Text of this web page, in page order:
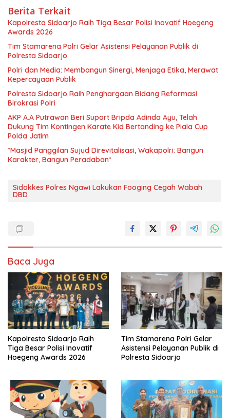
Berita Terkait
Kapolresta Sidoarjo Raih Tiga Besar Polisi Inovatif Hoegeng
Awards 2026
Tim Stamarena Polri Gelar Asistensi Pelayanan Publik di
Polresta Sidoarjo
Polri dan Media: Membangun Sinergi, Menjaga Etika, Merawat
Kepercayaan Publik
Polresta Sidoarjo Raih Penghargaan Bidang Reformasi
Birokrasi Polri
AKP A.A Putrawan Beri Suport Bripda Adinda Ayu, Telah
Dukung Tim Kontingen Karate Kid Bertanding ke Piala Cup
Polda Jatim
*Masjid Panggilan Sujud Direvitalisasi, Wakapolri: Bangun
Karakter, Bangun Peradaban*
Sidokkes Polres Ngawi Lakukan Fooging Cegah Wabah
DBD
Baca Juga
Kapolresta Sidoarjo Raih
Tiga Besar Polisi Inovatif
Hoegeng Awards 2026
Tim Stamarena Polri Gelar
Asistensi Pelayanan Publik di
Polresta Sidoarjo